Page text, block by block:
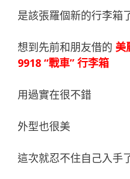
是該張羅個新的行李箱
想到先前和朋友借的
9918 “戰車” 行李箱
用過實在很不錯
外型也很美
這次就忍不住自己入手